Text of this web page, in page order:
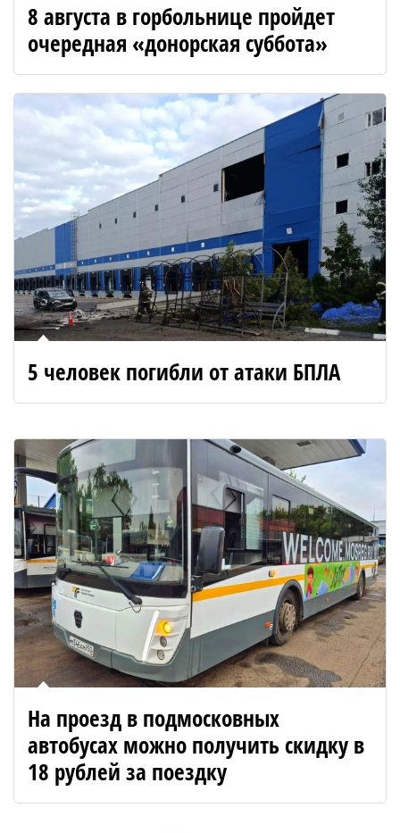
8 августа в горбольнице пройдет
очередная «донорская суббота»
5 человек погибли от атаки БПЛА
На проезд в подмосковных
автобусах можно получить скидку в
18 рублей за поездку